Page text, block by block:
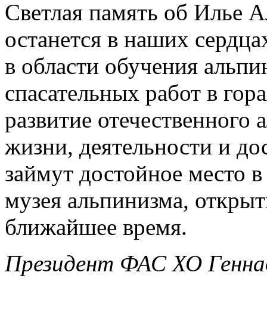
Светлая память об Илье
останется в наших
в области обучения
спасательных работ в
развитие
жизни, деятельности и
займут достойное место
музея альпинизма,
ближайшее время.
Президент ФАС ХО